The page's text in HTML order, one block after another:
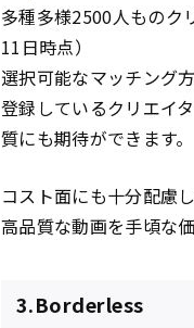
多種多様2500人ものク
11日時点）
選択可能なマッチング
登録しているクリエイ
質にも期待ができます。
コスト面にも十分配慮
高品質な動画を手頃な
3.Borderless